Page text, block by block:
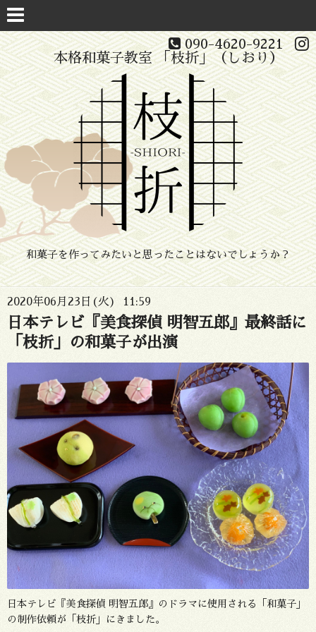
090-4620-9221
本格和菓子教室 「枝折」（しおり）
和菓子を作ってみたいと思ったことはないでしょうか？
2020年06月23日(火) 11:59
日本テレビ『美食探偵 明智五郎』最終話に
「枝折」の和菓子が出演
日本テレビ『美食探偵 明智五郎』のドラマに使用される「和菓子」
の制作依頼が「枝折」にきました。